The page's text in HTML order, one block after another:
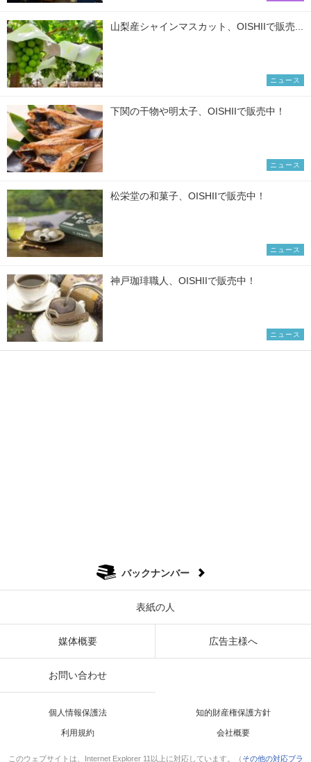
山梨産シャインマスカット、OISHIIで販売...
ニュース
下関の干物や明太子、OISHIIで販売中！
ニュース
松栄堂の和菓子、OISHIIで販売中！
ニュース
神戸珈琲職人、OISHIIで販売中！
ニュース
バックナンバー
表紙の人
媒体概要 広告主様へ
お問い合わせ
個人情報保護法 知的財産権保護方針
利用規約 会社概要
このウェブサイトは、Internet Explorer 11以上に対応しています。（ その他の対応ブラ